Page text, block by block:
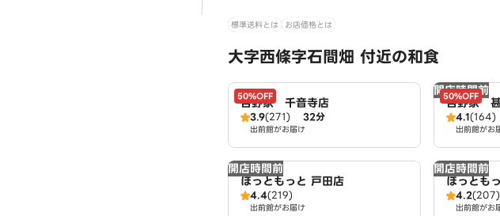
標準送料とは お店価格とは
大字西條字石間畑 付近の和食
50%OFF
吉野家 千音寺店
3.9(271) 32分
出前館がお届け
開店時間前
50%OFF
吉野家
4.1(164)
出前館がお
開店時間前
ほっともっと 戸田店
4.4(219)
出前館がお届け
開店時間前
ほっとも
4.2(207)
出前館がお